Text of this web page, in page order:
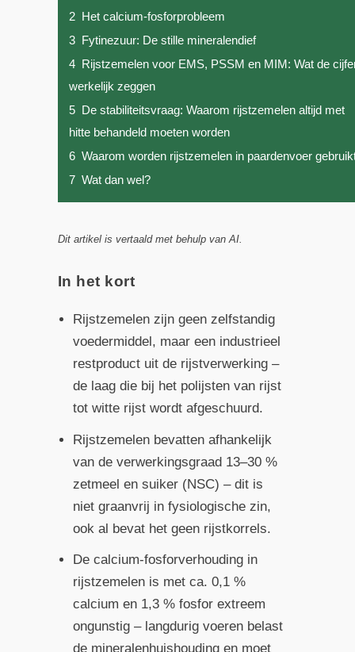
2 Het calcium-fosforprobleem
3 Fytinezuur: De stille mineralendief
4 Rijstzemelen voor EMS, PSSM en MIM: Wat de
werkelijk zeggen
5 De stabiliteitsvraag: Waarom rijstzemelen altijd met
hitte behandeld moeten worden
6 Waarom worden rijstzemelen in paardenvoer
7 Wat dan wel?
Dit artikel is vertaald met behulp van AI.
In het kort
Rijstzemelen zijn geen zelfstandig
voedermiddel, maar een industrieel
restproduct uit de rijstverwerking –
de laag die bij het polijsten van rijst
tot witte rijst wordt afgeschuurd.
Rijstzemelen bevatten afhankelijk
van de verwerkingsgraad 13–30 %
zetmeel en suiker (NSC) – dit is
niet graanvrij in fysiologische zin,
ook al bevat het geen rijstkorrels.
De calcium-fosforverhouding in
rijstzemelen is met ca. 0,1 %
calcium en 1,3 % fosfor extreem
ongunstig – langdurig voeren belast
de mineralenhuishouding en moet